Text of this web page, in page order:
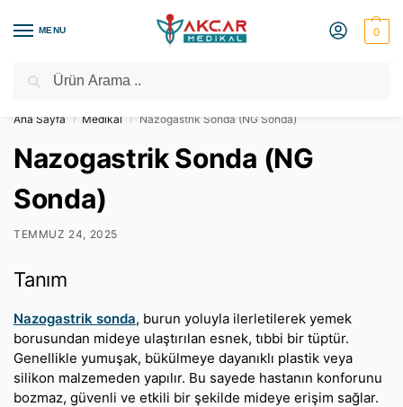
MENU 0
Medikal Market – Medikal Ürünler
Ana Sayfa / Medikal / Nazogastrik Sonda (NG Sonda)
Nazogastrik Sonda (NG
Sonda)
TEMMUZ 24, 2025
Tanım
Nazogastrik sonda, burun yoluyla ilerletilerek yemek
borusundan mideye ulaştırılan esnek, tıbbi bir tüptür.
Genellikle yumuşak, bükülmeye dayanıklı plastik veya
silikon malzemeden yapılır. Bu sayede hastanın konforunu
bozmaz, güvenli ve etkili bir şekilde mideye erişim sağlar.